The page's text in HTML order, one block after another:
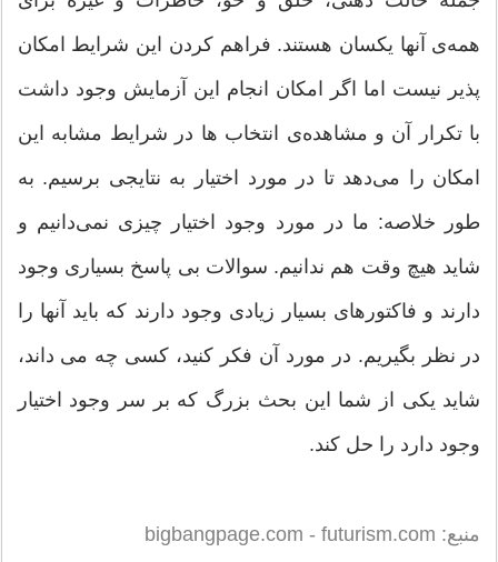
همه‌ی آنها یکسان هستند. فراهم کردن این شرایط امکان
پذیر نیست اما اگر امکان انجام این آزمایش وجود داشت
با تکرار آن و مشاهده‌ی انتخاب ها در شرایط مشابه این
امکان را می‌دهد تا در مورد اختیار به نتایجی برسیم. به
طور خلاصه: ما در مورد وجود اختیار چیزی نمی‌دانیم و
شاید هیچ وقت هم ندانیم. سوالات بی پاسخ بسیاری وجود
دارند و فاکتورهای بسیار زیادی وجود دارند که باید آنها را
در نظر بگیریم. در مورد آن فکر کنید، کسی چه می داند،
شاید یکی از شما این بحث بزرگ که بر سر وجود اختیار
وجود دارد را حل کند.
منبع: bigbangpage.com - futurism.com